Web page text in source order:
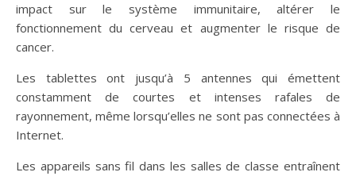
impact sur le système immunitaire, altérer le
fonctionnement du cerveau et augmenter le risque de
cancer.
Les tablettes ont jusqu’à 5 antennes qui émettent
constamment de courtes et intenses rafales de
rayonnement, même lorsqu’elles ne sont pas connectées à
Internet.
Les appareils sans fil dans les salles de classe entraînent